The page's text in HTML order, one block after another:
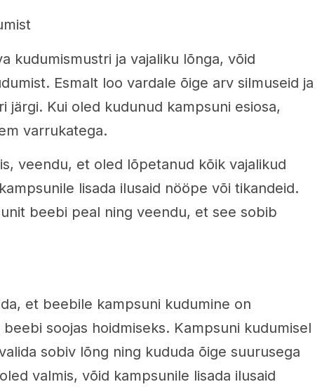
kudumismustri ja vajaliku lõnga, võid
Esmalt loo vardale õige arv silmuseid ja
järgi. Kui oled kudunud kampsuni esiosa,
varrukatega.
veendu, et oled lõpetanud kõik vajalikud
lisada ilusaid nööpe või tikandeid.
beebi peal ning veendu, et see sobib
et beebile kampsuni kudumine on
soojas hoidmiseks. Kampsuni kudumisel
sobiv lõng ning kududa õige suurusega
valmis, võid kampsunile lisada ilusaid